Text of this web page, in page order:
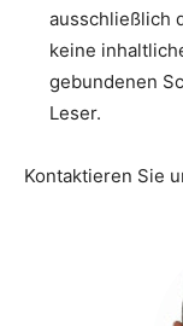
ausschließlich
keine
gebundenen
Leser.
Kontaktieren Sie